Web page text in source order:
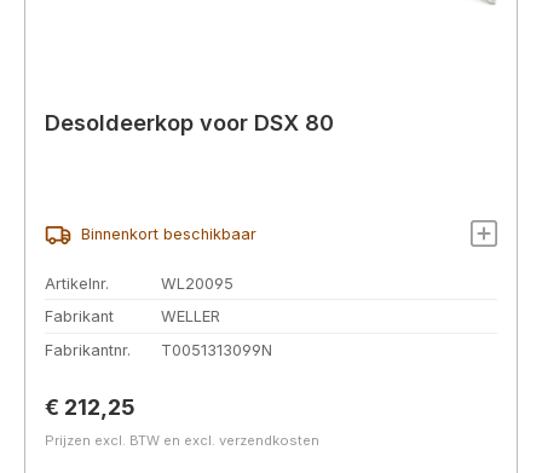
Desoldeerkop voor DSX 80
Binnenkort beschikbaar
Artikelnr.
WL20095
Fabrikant
WELLER
Fabrikantnr.
T0051313099N
Normale prijs:
€ 212,25
Prijzen excl. BTW en excl. verzendkosten